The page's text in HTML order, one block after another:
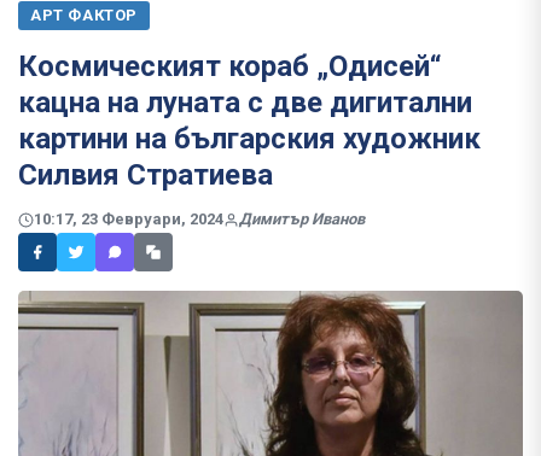
АРТ ФАКТОР
Космическият кораб „Одисей“
кацна на луната с две дигитални
картини на българския художник
Силвия Стратиева
10:17, 23 Февруари, 2024 Димитър Иванов